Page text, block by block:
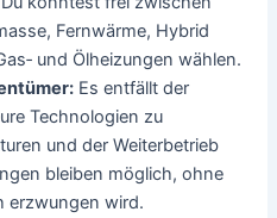
Fernwärme, Hybrid
und Ölheizungen wählen.
Es entfällt der
Technologien zu
und der Weiterbetrieb
bleiben möglich, ohne
erzwungen wird.